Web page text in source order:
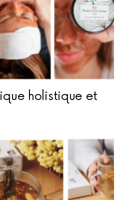
holistique et